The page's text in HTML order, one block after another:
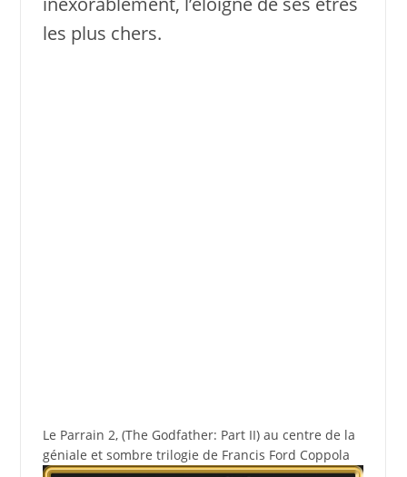
les plus chers.
Le Parrain 2, (The Godfather: Part II) au centre de la
géniale et sombre trilogie de Francis Ford Coppola